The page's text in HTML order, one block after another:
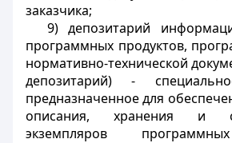
заказчика;
9) депозитарий
программных продуктов,
нормативно-технической
депозитарий) -
предназначенное для
описания, хранения и
экземпляров